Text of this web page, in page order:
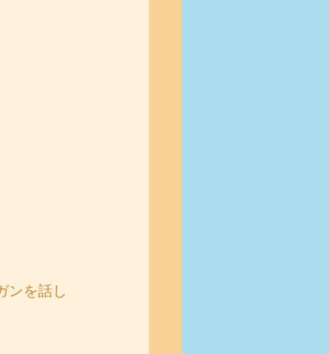
ンを話し